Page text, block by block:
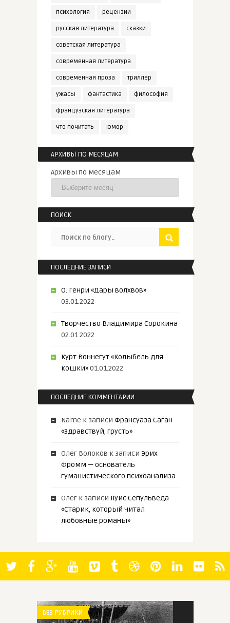
психология рецензии
русская литература сказки
советская литература
современная литература
современная проза триллер
ужасы фантастика философия
французская литература
что почитать юмор
АРХИВЫ ПО МЕСЯЦАМ
Архивы по месяцам
ПОИСК
ПОСЛЕДНИЕ ЗАПИСИ
О. Генри «Дары волхвов»
03.01.2022
Творчество Владимира Сорокина
02.01.2022
Курт Воннегут «Колыбель для
кошки» 01.01.2022
ПОСЛЕДНИЕ КОММЕНТАРИИ
Name к записи Франсуаза Саган
«Здравствуй, грусть»
Олег Волоков к записи Эрих
Фромм — основатель
гуманистического психоанализа
Олегк записи Луис Сепульведа
«Старик, который читал
любовные романы»
БЕЗ РУБРИКИ